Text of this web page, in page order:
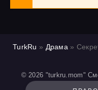
TurkRu » Драма»
© 2026 "turkru.mom"